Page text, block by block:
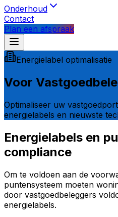
Onderhoud
Contact
Plan een afspraak
Energielabel optimalisatie
Voor
Optimaliseer uw
energielabels en nieuwste
Energielabels en
compliance
Om te voldoen aan de
puntensysteem moeten
door vastgoedbeleggers
energielabels.